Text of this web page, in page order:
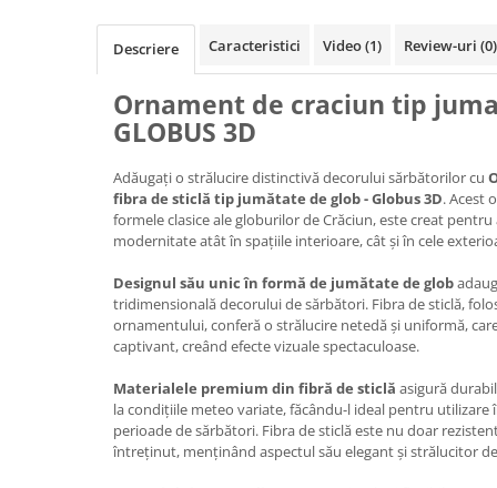
Ghivece din beton
Stalpi camere video
Stalpi / bolarzi de delimitare
Cismea stradala / gradina
Tomberoane si Pubele de Gunoi
Magazie pubele / tomberoane
Mobilier urban DIZABILITATI
Descriere Caracteristici Video(1) Review-uri (0)
Ornament de craciun tip
GLOBUS 3D
Adăugați o strălucire distinctivă decorului sărbătorilor cu
fibra de sticlă tip jumătate de glob - Globus 3D. Acest
formele clasice ale globurilor de Crăciun, este creat
modernitate atât în spațiile interioare, cât și în cele
Designul său unic în formă de jumătate de glob
tridimensională decorului de sărbători. Fibra de sticlă,
ornamentului, conferă o strălucire netedă și uniformă,
captivant, creând efecte vizuale spectaculoase.
Materialele premium din fibră de sticlă asigură
la condițiile meteo variate, făcându-l ideal pentru
perioade de sărbători. Fibra de sticlă este nu doar
întreținut, menținând aspectul său elegant și strălucitor